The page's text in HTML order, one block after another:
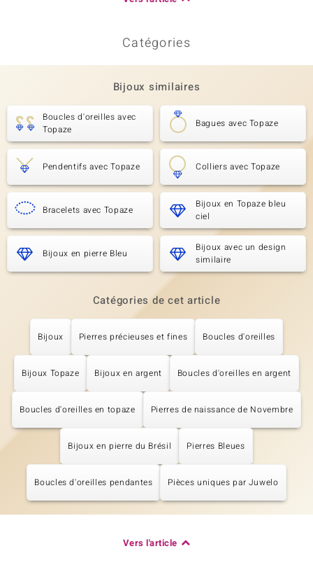
Catégories
Bijoux similaires
Boucles d'oreilles avec
Topaze
Bagues avec Topaze
Pendentifs avec Topaze Colliers avec Topaze
Bracelets avec Topaze
Bijoux en Topaze bleu
ciel
Bijoux en pierre Bleu
Bijoux avec un design
similaire
Catégories de cet article
Bijoux Pierres précieuses et fines Boucles d'oreilles
Bijoux Topaze Bijoux en argent Boucles d'oreilles en argent
Boucles d'oreilles en topaze Pierres de naissance de Novembre
Bijoux en pierre du Brésil Pierres Bleues
Boucles d'oreilles pendantes Pièces uniques par Juwelo
Vers l'article